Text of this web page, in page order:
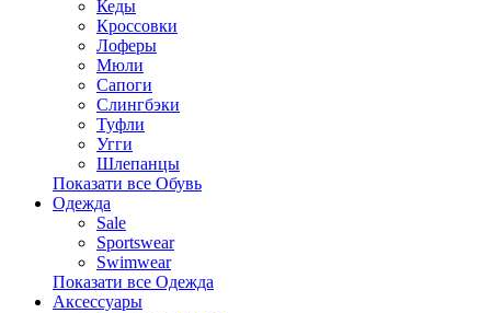
Кеды
Кроссовки
Лоферы
Мюли
Сапоги
Слингбэки
Туфли
Угги
Шлепанцы
Показати все Обувь
Одежда
Sale
Sportswear
Swimwear
Показати все Одежда
Аксессуары